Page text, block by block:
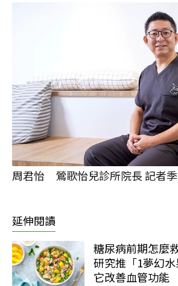
周君怡 鶯歌怡兒診所院長 記者
延伸閱讀
糖尿病前期怎麼
研究推「1夢幻
它改善血管功能